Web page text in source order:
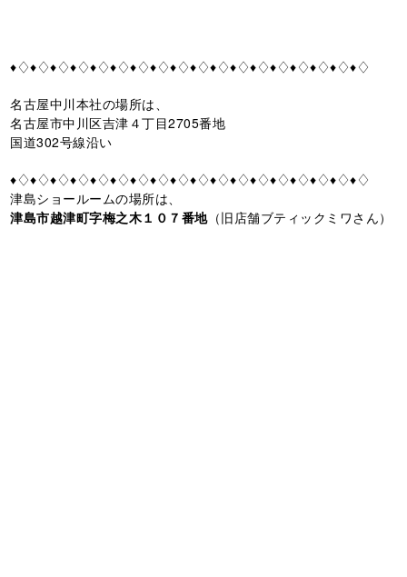
♦♢♦♢♦♢♦♢♦♢♦♢♦♢♦♢♦♢♦♢♦♢♦♢♦♢♦♢♦♢♦♢♦♢♦♢
名古屋中川本社の場所は、
名古屋市中川区吉津４丁目2705番地
国道302号線沿い
♦♢♦♢♦♢♦♢♦♢♦♢♦♢♦♢♦♢♦♢♦♢♦♢♦♢♦♢♦♢♦♢♦♢♦♢
津島ショールームの場所は、
津島市越津町字梅之木１０７番地（旧店舗ブティックミワさん）